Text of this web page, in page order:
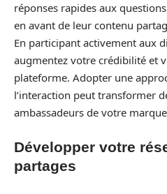
réponses rapides aux
en avant de leur contenu
En participant activement aux
augmentez votre crédibilité et
plateforme. Adopter une
l’interaction peut transformer
ambassadeurs de votre
Développer votre
partages